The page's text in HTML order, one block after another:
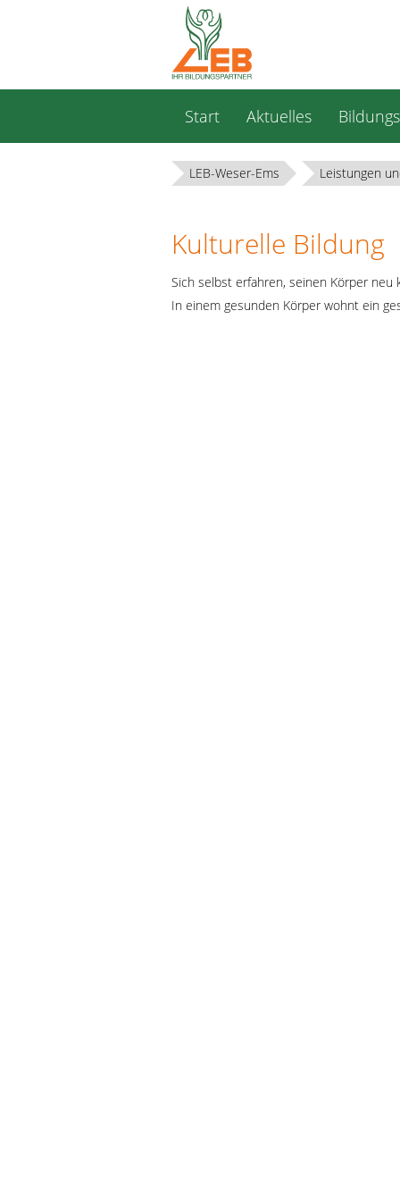
überspringen
Start Aktuelles
LEB-Weser-Ems Leistungen
Kulturelle Bildung
Sich selbst erfahren, seinen Körper neu
In einem gesunden Körper wohnt ein